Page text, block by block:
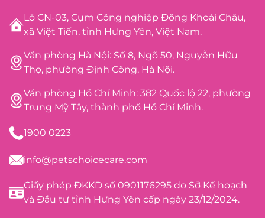
Lô CN-03, Cụm Công nghiệp Đông Khoái Châu,
xã Việt Tiến, tỉnh Hưng Yên, Việt Nam.
Văn phòng Hà Nội: Số 8, Ngõ 50, Nguyễn Hữu
Thọ, phường Định Công, Hà Nội.
Văn phòng Hồ Chí Minh: 382 Quốc lộ 22, phường
Trung Mỹ Tây, thành phố Hồ Chí Minh.
1900 0223
info@petschoicecare.com
Giấy phép ĐKKD số 0901176295 do Sở Kế hoạch
và Đầu tư tỉnh Hưng Yên cấp ngày 23/12/2024.